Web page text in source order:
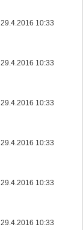
29.4.2016 10:33
29.4.2016 10:33
29.4.2016 10:33
29.4.2016 10:33
29.4.2016 10:33
29.4.2016 10:33